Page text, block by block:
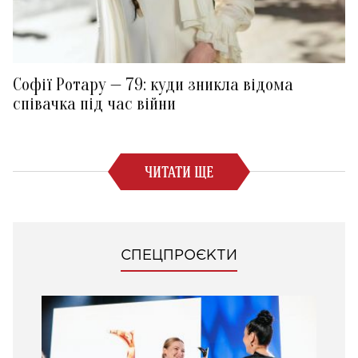
Софії Ротару — 79: куди зникла відома
співачка під час війни
ЧИТАТИ ЩЕ
СПЕЦПРОЄКТИ